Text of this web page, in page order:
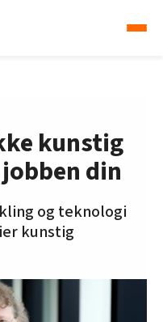
kunstig
din
og teknologi
kunstig